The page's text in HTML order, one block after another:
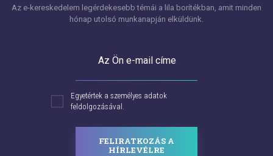
Az e-kereskedelem legérdekesebb témái a lila borítékban, amit minden
hónap utolsó munkanapján elküldünk.
Az Ön e-mail címe
Egyetértek a személyes adatok
feldolgozásával.
FELIRATKOZÁS A
HÍRLEVÉLRE